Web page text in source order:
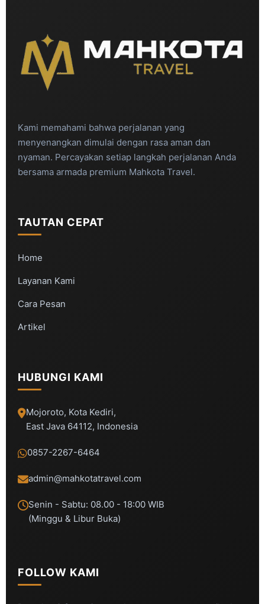
Kami memahami bahwa perjalanan yang
menyenangkan dimulai dengan rasa aman dan
nyaman. Percayakan setiap langkah perjalanan Anda
bersama armada premium Mahkota Travel.
TAUTAN CEPAT
Home
Layanan Kami
Cara Pesan
Artikel
HUBUNGI KAMI
Mojoroto, Kota Kediri,
East Java 64112, Indonesia
0857-2267-6464
admin@mahkotatravel.com
Senin - Sabtu: 08.00 - 18:00 WIB
(Minggu & Libur Buka)
FOLLOW KAMI